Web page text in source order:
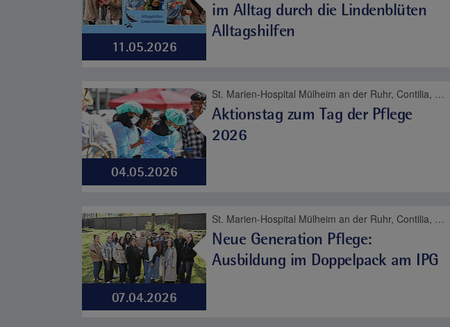
11.05.2026
im Alltag durch die Lindenblüten
Alltagshilfen
04.05.2026
St. Marien-Hospital Mülheim an der Ruhr, Contilia, Pflege
Aktionstag zum Tag der Pflege
2026
07.04.2026
St. Marien-Hospital Mülheim an der Ruhr, Contilia, Karriere, Pflege
Neue Generation Pflege:
Ausbildung im Doppelpack am IPG